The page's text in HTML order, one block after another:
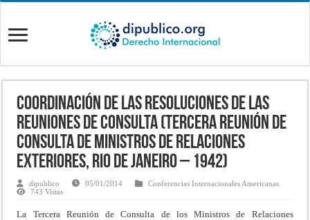
Coordinación de las resoluciones de las
Reuniones de Consulta (Tercera Reunión de
Consulta de Ministros de Relaciones
Exteriores, Rio de Janeiro – 1942)
dipublico 05/01/2014
Conferencias Internacionales Americanas
743 Vistas
La Tercera Reunión de Consulta de los Ministros de Relaciones